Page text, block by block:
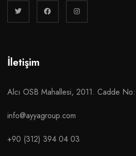
İletişim
Alcı OSB Mahallesi, 2011. Cadde
info@ayyagroup.com
+90 (312) 394 04 03